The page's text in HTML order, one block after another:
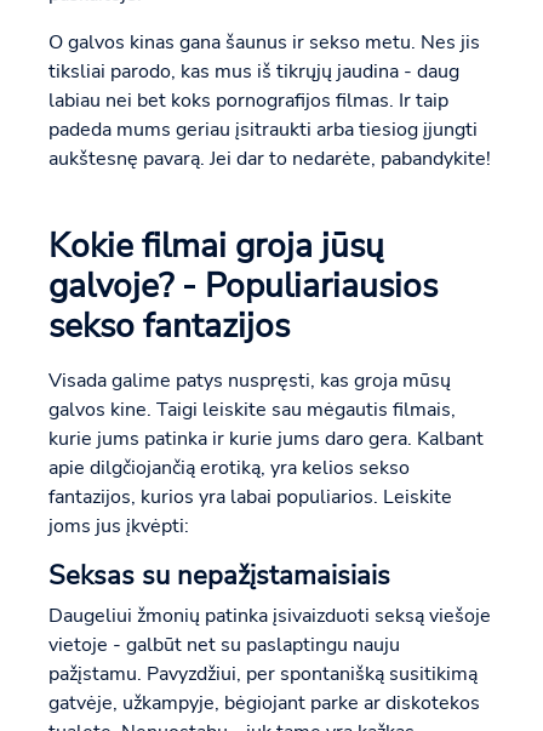
O galvos kinas gana šaunus ir sekso metu. Nes jis
tiksliai parodo, kas mus iš tikrųjų jaudina - daug
labiau nei bet koks pornografijos filmas. Ir taip
padeda mums geriau įsitraukti arba tiesiog įjungti
aukštesnę pavarą. Jei dar to nedarėte, pabandykite!
Kokie filmai groja jūsų
galvoje? - Populiariausios
sekso fantazijos
Visada galime patys nuspręsti, kas groja mūsų
galvos kine. Taigi leiskite sau mėgautis filmais,
kurie jums patinka ir kurie jums daro gera. Kalbant
apie dilgčiojančią erotiką, yra kelios sekso
fantazijos, kurios yra labai populiarios. Leiskite
joms jus įkvėpti:
Seksas su nepažįstamaisiais
Daugeliui žmonių patinka įsivaizduoti seksą viešoje
vietoje - galbūt net su paslaptingu nauju
pažįstamu. Pavyzdžiui, per spontanišką susitikimą
gatvėje, užkampyje, bėgiojant parke ar diskotekos